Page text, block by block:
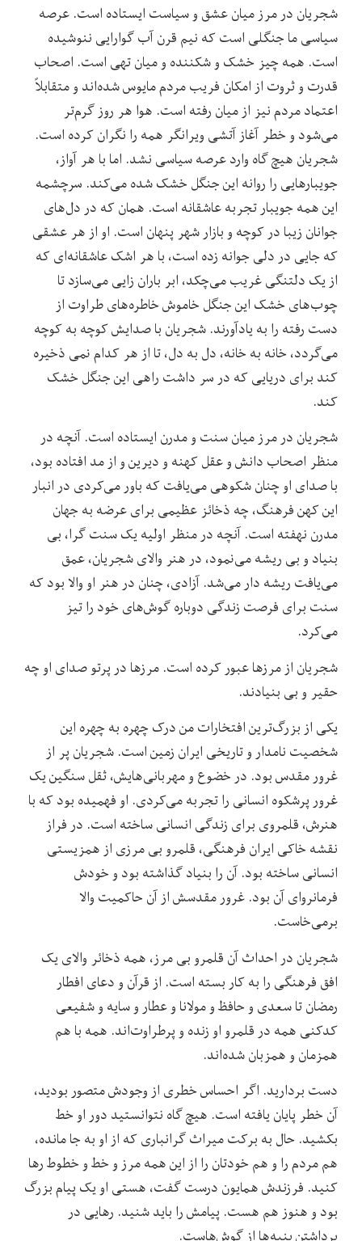
شجریان در مرز میان عشق و سیاست ایستاده است. عرصه
سیاسی ما جنگلی است که نیم قرن آب گوارایی ننوشیده
است. همه چیز خشک و شکننده و میان تهی است. اصحاب
قدرت و ثروت از امکان فریب مردم مایوس شده‌اند و متقابلاً
اعتماد مردم نیز از میان رفته است. هوا هر روز گرم‌تر
می‌شود و خطر آغاز آتشی ویرانگر همه را نگران کرده است.
شجریان هیچ گاه وارد عرصه سیاسی نشد. اما با هر آواز،
جویبارهایی را روانه این جنگل خشک شده می‌کند. سرچشمه
این همه جویبار تجربه عاشقانه است. همان که در دل‌های
جوانان زیبا در کوچه و بازار شهر پنهان است. او از هر عشقی
که جایی در دلی جوانه زده است، با هر اشک عاشقانه‌ای که
از یک دلتنگی غریب می‌چکد، ابر باران زایی می‌سازد تا
چوب‌های خشک این جنگل خاموش خاطره‌های طراوت از
دست رفته را به یادآورند. شجریان با صدایش کوچه به کوچه
می‌گردد، خانه به خانه، دل به دل، تا از هر کدام نمی ذخیره
کند برای دریایی که در سر داشت راهی این جنگل خشک
کند.
شجریان در مرز میان سنت و مدرن ایستاده است. آنچه در
منظر اصحاب دانش و عقل کهنه و دیرین و از مد افتاده بود،
با صدای او چنان شکوهی می‌یافت که باور می‌کردی در انبار
این کهن فرهنگ، چه ذخائز عظیمی برای عرضه به جهان
مدرن نهفته است. آنچه در منظر اولیه یک سنت گرا، بی
بنیاد و بی ریشه می‌نمود، در هنر والای شجریان، عمق
می‌یافت ریشه دار می‌شد. آزادی، چنان در هنر او والا بود که
سنت برای فرصت زندگی دوباره گوش‌های خود را تیز
می‌کرد.
شجریان از مرزها عبور کرده است. مرزها در پرتو صدای او چه
حقیر و بی بنیادند.
یکی از بزرگ‌ترین افتخارات من درک چهره به چهره این
شخصیت نامدار و تاریخی ایران زمین است. شجریان پر از
غرور مقدس بود. در خضوع و مهربانی‌هایش، ثقل سنگین یک
غرور پرشکوه انسانی را تجربه می‌کردی. او فهمیده بود که با
هنرش، قلمروی برای زندگی انسانی ساخته است. در فراز
نقشه خاکی ایران فرهنگی، قلمرو بی مرزی از همزیستی
انسانی ساخته بود. آن را بنیاد گذاشته بود و خودش
فرمانروای آن بود. غرور مقدسش از آن حاکمیت والا
برمی‌خاست.
شجریان در احداث آن قلمرو بی مرز، همه ذخائر والای یک
افق فرهنگی را به کار بسته است. از قرآن و دعای افطار
رمضان تا سعدی و حافظ و مولانا و عطار و سایه و شفیعی
کدکنی همه در قلمرو او زنده و پرطراوت‌اند. همه با هم
همزمان و همزبان شده‌اند.
دست بردارید. اگر احساس خطری از وجودش متصور بودید،
آن خطر پایان یافته است. هیچ گاه نتوانستید دور او خط
بکشید. حال به برکت میراث گرانباری که از او به جا مانده،
هم مردم را و هم خودتان را از این همه مرز و خط و خطوط رها
کنید. فرزندش همایون درست گفت، هستی او یک پیام بزرگ
بود و هنوز هم هست. پیامش را باید شنید. رهایی در
برداشتن پنبه‌ها از گوش‌هاست.